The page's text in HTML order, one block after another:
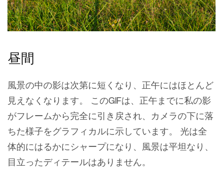
昼間
風景の中の影は次第に短くなり、正午にはほとんど
見えなくなります。 このGIFは、正午までに私の影
がフレームから完全に引き戻され、カメラの下に落
ちた様子をグラフィカルに示しています。 光は全
体的にはるかにシャープになり、風景は平坦なり、
目立ったディテールはありません。